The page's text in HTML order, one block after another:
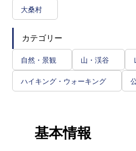
大桑村
カテゴリー
自然・景観 山・渓谷
ハイキング・ウォーキング
基本情報